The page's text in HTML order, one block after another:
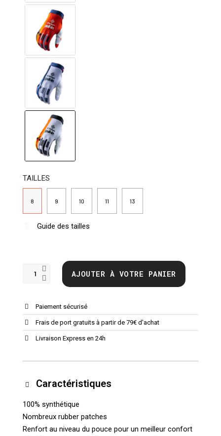
TAILLES
8 9 10 11 13
Guide des tailles
AJOUTER À VOTRE PANIER
Paiement sécurisé
Frais de port gratuits à partir de 79€ d'achat
Livraison Express en 24h
Caractéristiques
100% synthétique
Nombreux rubber patches
Renfort au niveau du pouce pour un meilleur confort